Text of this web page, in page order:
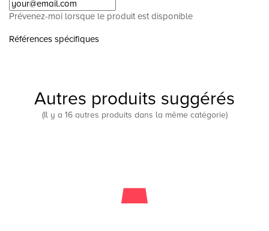
Prévenez-moi lorsque le produit est disponible
Références spécifiques
Autres produits suggérés
(Il y a 16 autres produits dans la même catégorie)